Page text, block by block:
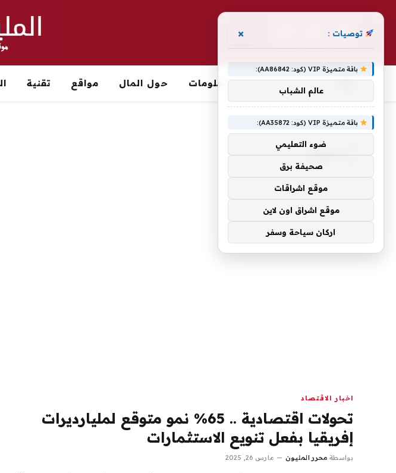
فيسبوك
(Twitter)
معلومات حول المال مواقع تقنية
تحولات
اخبار الاقتصاد
تحولات اقتصادية .. 65% نمو متوقع لمليارديرات
إفريقيا بفعل تنويع الاستثمارات
بواسطة محرر المليون مارس 26, 2025
توصيات : ×
باقة متميزة VIP (كود: AA86842):
عالم الشباب
باقة متميزة VIP (كود: AA35872):
ضوء التعليمي
صحيفة برق
موقع اشراقات
موقع اشراق اون لاين
اركان سياحة وسفر